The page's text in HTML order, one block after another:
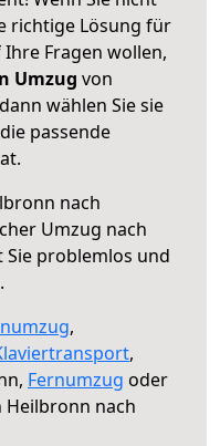
richtige Lösung für
Fragen wollen,
Umzug von
wählen Sie sie
passende
nach
Umzug nach
Sie problemlos und
,
,
Fernumzug oder
Heilbronn nach